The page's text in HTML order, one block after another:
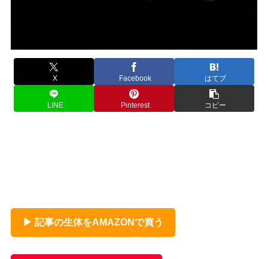
X Facebook はてブ
LINE Pinterest コピー
▶ 記事の生体をAMAZONで買う